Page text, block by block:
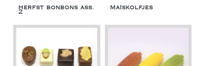
Herfst bonbons ass.
2
Maïskolfjes